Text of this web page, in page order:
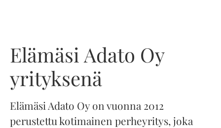
Elämäsi Adato Oy
yrityksenä
Elämäsi Adato Oy on vuonna 2012
perustettu kotimainen perheyritys, joka